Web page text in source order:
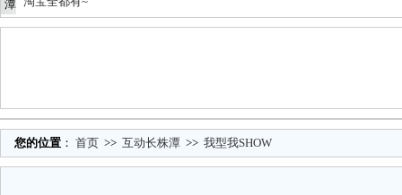
潭
您的位置 ： 首页 >> 互动长株潭 >> 我型我SHOW